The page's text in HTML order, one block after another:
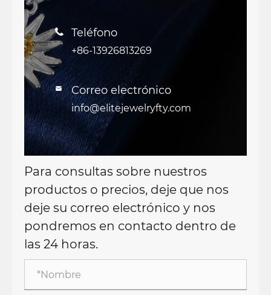
 Teléfono
+86-13926813269
 Correo electrónico
info@elitejewelryfty.com
Para consultas sobre nuestros
productos o precios, deje que nos
deje su correo electrónico y nos
pondremos en contacto dentro de
las 24 horas.